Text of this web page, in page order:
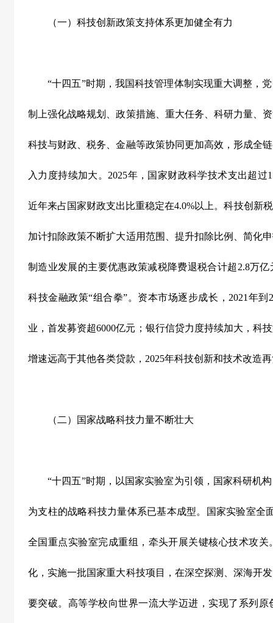
（一）科技创新政策支持体系更加健全有力
“十四五”时期，我国科技管理体制实现重大调整，
制上强化战略规划、政策措施、重大任务、科研力量、
科技与财政、税务、金融等政策协同更加高效，形成全
入力度持续加大。 2025年，国家财政科学技术支出超过
近年来占国家财政支出比重稳定在4.0%以上。科技创新
加计扣除政策不断扩大适用范围、提升扣除比例、简化
制造业发展的主要优惠政策减税降费退税合计超 2.8万亿
科技金融政策“组合拳”。资本市场逐步成长， 2021 年到
业，首发募资超6000亿元；银行信贷力度持续加大，科
增速远高于其他各类贷款， 2025年科技创新和技术改造
（二）国家战略科技力量不断壮大
“十四五”时期，以国家实验室为引领，国家科研机
为支柱的战略科技力量体系已基本成型。国家实验室全
全国重点实验室完成重组，牵头开展关键核心技术攻
化，实施一批国家重大科技项目，在深空探测、深海开
要突破。高等学校向世界一流大学迈进，实现了系列